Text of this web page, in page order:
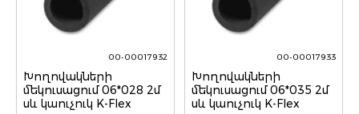
00-00017932
Խողովակների
մեկուսացում 06*028 2մ
սև կաուչուկ K-Flex
00-00017933
Խողովակների
մեկուսացում 06*035 2մ
սև կաուչուկ K-Flex